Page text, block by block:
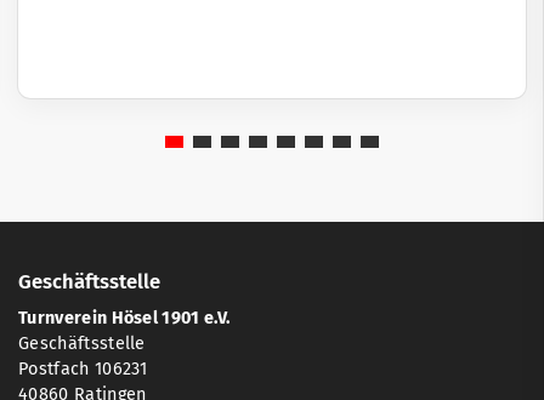
Geschäftsstelle
Turnverein Hösel 1901 e.V.
Geschäftsstelle
Postfach 106231
40860 Ratingen